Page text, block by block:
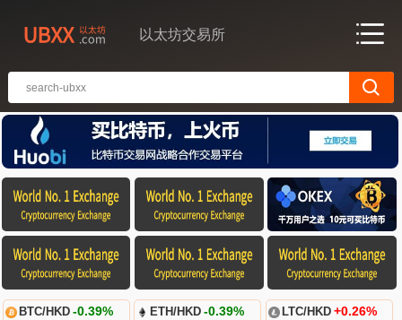
以太坊交易所
BTC/HKD -0.39% ETH/HKD -0.39% LTC/HKD +0.26%